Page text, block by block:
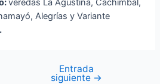
veredas La Agustina, Cachimbal,
Alegrías y Variante
.
Entrada
siguiente →